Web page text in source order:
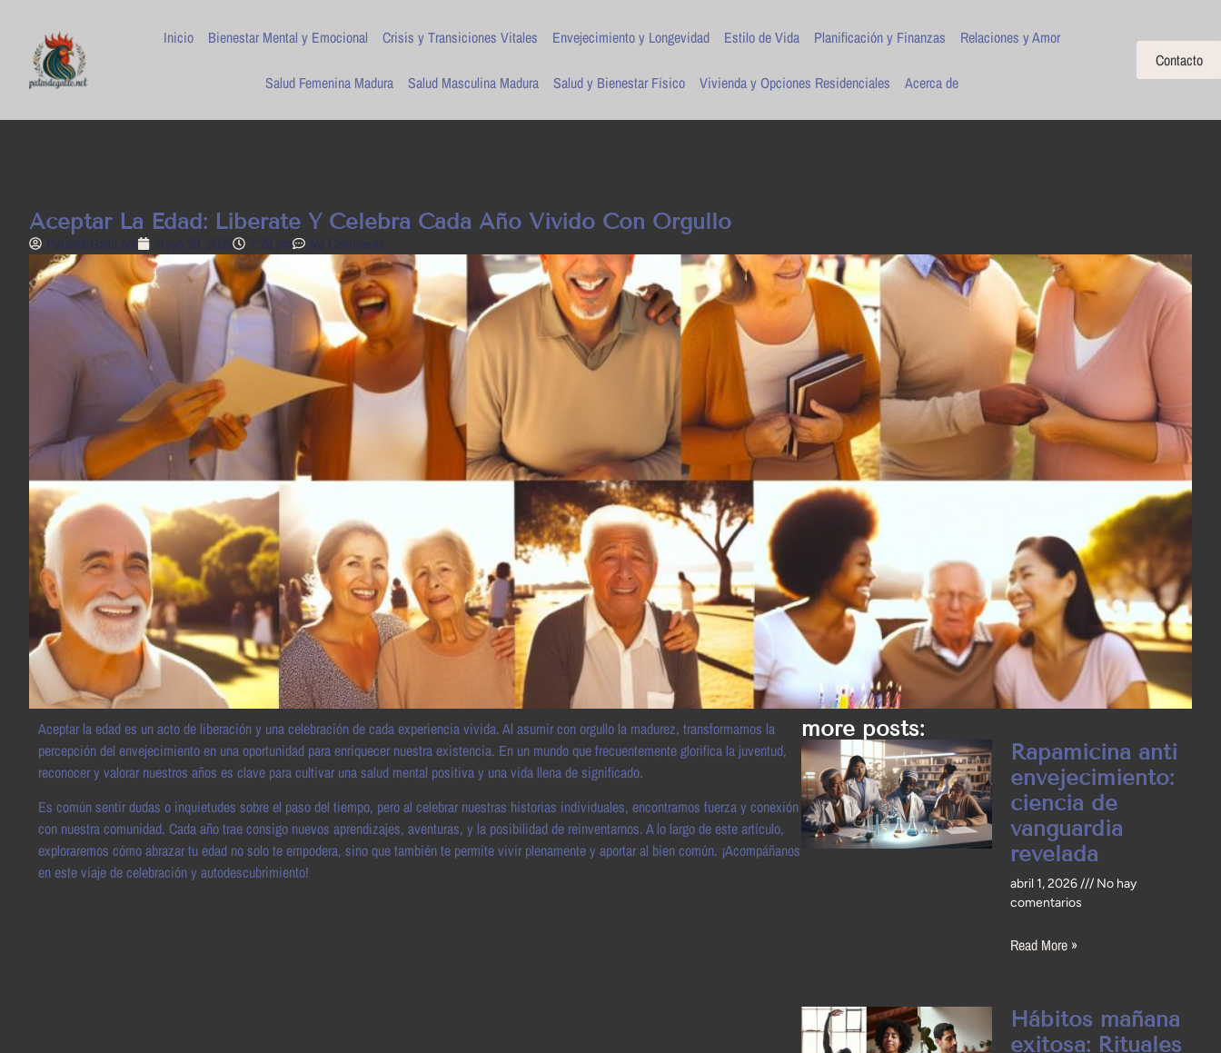
Inicio Bienestar Mental y Emocional Crisis y Transiciones Vitales Envejecimiento y Longevidad Estilo de Vida Planificación y Finanzas Relaciones y Amor
Salud Femenina Madura Salud Masculina Madura Salud y Bienestar Físico Vivienda y Opciones Residenciales Acerca de
Contacto
Aceptar La Edad: Libérate Y Celebra Cada Año Vivido Con Orgullo
PatasdeGallo .net mayo 20, 2025 7:28 pm No Comments
Aceptar la edad es un acto de liberación y una celebración de cada experiencia vivida. Al asumir con orgullo la madurez, transformamos la
percepción del envejecimiento en una oportunidad para enriquecer nuestra existencia. En un mundo que frecuentemente glorifica la juventud,
reconocer y valorar nuestros años es clave para cultivar una salud mental positiva y una vida llena de significado.
Es común sentir dudas o inquietudes sobre el paso del tiempo, pero al celebrar nuestras historias individuales, encontramos fuerza y conexión
con nuestra comunidad. Cada año trae consigo nuevos aprendizajes, aventuras, y la posibilidad de reinventarnos. A lo largo de este artículo,
exploraremos cómo abrazar tu edad no solo te empodera, sino que también te permite vivir plenamente y aportar al bien común. ¡Acompáñanos
en este viaje de celebración y autodescubrimiento!
more posts:
Rapamicina anti
envejecimiento:
ciencia de
vanguardia
revelada
abril 1, 2026
No hay
comentarios
Read More »
Hábitos mañana
exitosa: Rituales